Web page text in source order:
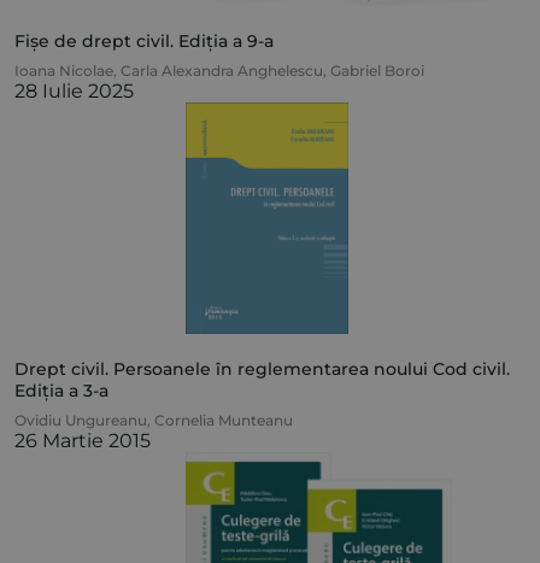
Fișe de drept civil. Ediția a 9-a
Ioana Nicolae, Carla Alexandra Anghelescu, Gabriel Boroi
28 Iulie 2025
Drept civil. Persoanele în reglementarea noului Cod civil.
Ediția a 3-a
Ovidiu Ungureanu, Cornelia Munteanu
26 Martie 2015